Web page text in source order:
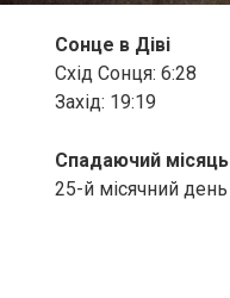
Сонце в Діві
Схід Сонця: 6:28
Захід: 19:19
Спадаючий місяць
25-й місячний день